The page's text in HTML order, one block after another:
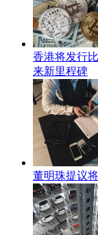
香港将发行
来新里程碑
董明珠提议